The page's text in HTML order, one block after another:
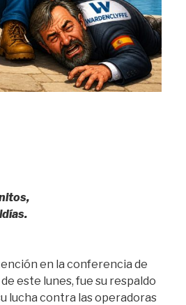
en la conferencia de
este lunes, fue su respaldo
lucha contra las operadoras